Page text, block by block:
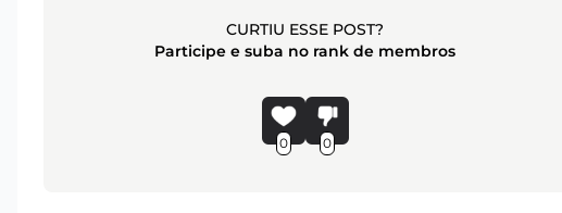
CURTIU ESSE POST?
Participe e suba no rank de membros
0 0